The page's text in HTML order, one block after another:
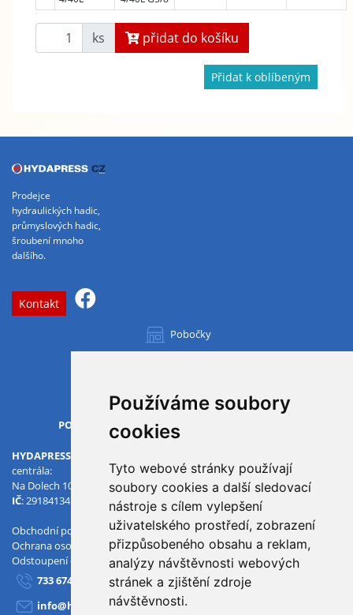
Používáme soubory
cookies
Tyto webové stránky používají
soubory cookies a další sledovací
nástroje s cílem vylepšení
uživatelského prostředí, zobrazení
přizpůsobeného obsahu a reklam,
analýzy návštěvnosti webových
stránek a zjištění zdroje
návštěvnosti.
ks přidat do košíku
Přidat k oblíbeným
Prodejce
hydraulických hadic,
průmyslových hadic,
šroubení mnoho
dalšího.
Kontakt
Pobočky
OTVÍRACÍ DOBA
PO-PÁ
HYDAPRESS CZ s.r.o.
centrála:
Na Dolech 109 586 01 Jihlava
IČ: 29184134 : CZ29184134
Obchodní podmínky
Ochrana osobních údajů
Odstoupení od smlouvy
733 674 293
info@hydapress.cz